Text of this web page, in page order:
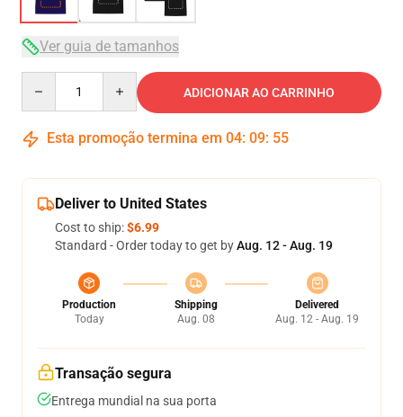
Ver guia de tamanhos
ADICIONAR AO CARRINHO
Esta promoção termina em 04: 09: 54
Deliver to United States
Cost to ship:$6.99
Standard - Order today to get byAug. 12 - Aug. 19
Production
Today
Shipping
Aug. 08
Delivered
Aug. 12 - Aug. 19
Transação segura
Entrega mundial na sua porta